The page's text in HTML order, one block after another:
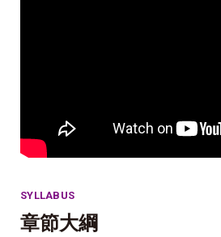
SYLLABUS
章節大綱